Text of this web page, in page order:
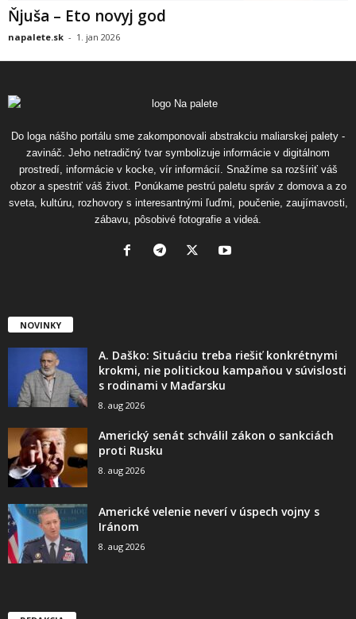
Ňjuša – Eto novyj god
napalete.sk - 1. jan 2026
Do loga nášho portálu sme zakomponovali abstrakciu maliarskej palety -
zavináč. Jeho netradičný tvar symbolizuje informácie v digitálnom
prostredí, informácie v kocke, vír informácií. Snažíme sa rozšíriť váš
obzor a spestriť váš život. Ponúkame pestrú paletu správ z domova a zo
sveta, kultúru, rozhovory s interesantnými ľuďmi, poučenie, zaujímavosti,
zábavu, pôsobivé fotografie a videá.
NOVINKY
A. Daško: Situáciu treba riešiť konkrétnymi
krokmi, nie politickou kampaňou v súvislosti
s rodinami v Maďarsku
8. aug 2026
Americký senát schválil zákon o sankciách
proti Rusku
8. aug 2026
Americké velenie neverí v úspech vojny s
Iránom
8. aug 2026